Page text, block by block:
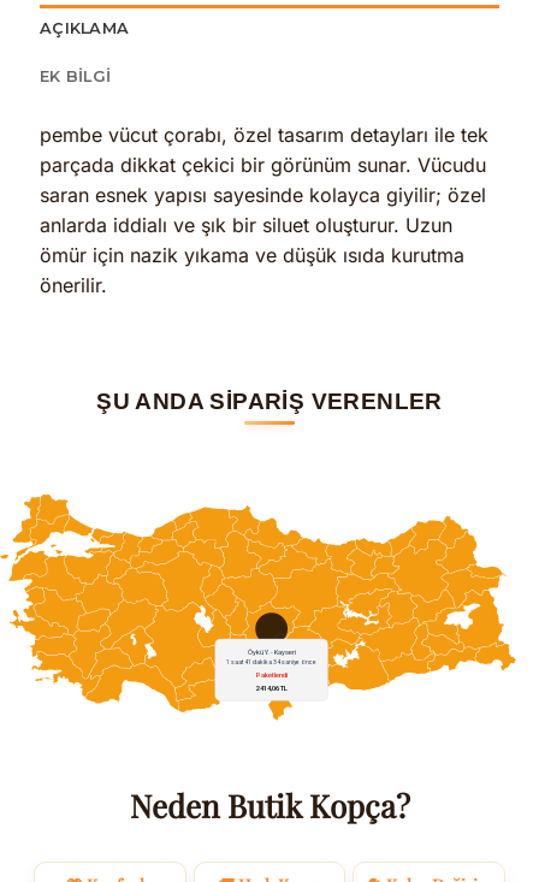
AÇIKLAMA
EK BILGI
pembe vücut çorabı, özel tasarım detayları ile tek
parçada dikkat çekici bir görünüm sunar. Vücudu
saran esnek yapısı sayesinde kolayca giyilir; özel
anlarda iddialı ve şık bir siluet oluşturur. Uzun
ömür için nazik yıkama ve düşük ısıda kurutma
önerilir.
ŞU ANDA SİPARİŞ VERENLER
Neden Butik Kopça?